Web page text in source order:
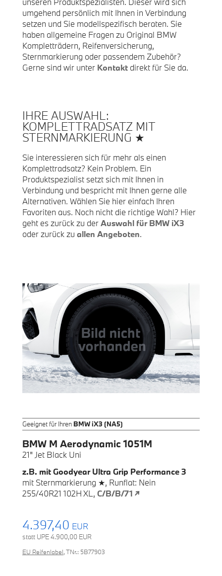
umgehend persönlich mit Ihnen in Verbindung
setzen und Sie modellspezifisch beraten. Sie
haben allgemeine Fragen zu Original BMW
Kompletträdern, Reifenversicherung,
Sternmarkierung oder passendem Zubehör?
Gerne sind wir unter Kontakt direkt für Sie da.
IHRE AUSWAHL:
KOMPLETTRADSATZ MIT
STERNMARKIERUNG ★
Sie interessieren sich für mehr als einen
Komplettradsatz? Kein Problem. Ein
Produktspezialist setzt sich mit Ihnen in
Verbindung und bespricht mit Ihnen gerne alle
Alternativen. Wählen Sie hier einfach Ihren
Favoriten aus. Noch nicht die richtige Wahl? Hier
geht es zurück zu derAuswahl für BMW iX3
oder zurück zu allen Angeboten.
Geeignet für Ihren BMW iX3 (NA5)
BMW M Aerodynamic 1051M
21" Jet Black Uni
z.B. mitGoodyear Ultra Grip Performance 3
mit Sternmarkierung ★, Runflat: Nein
255/40R21 102H XL, C/B/B/71 ↗
4.397,40 EUR
statt UPE4.900,00 EUR
EU Reifenlabel,TNr.: 5B77903